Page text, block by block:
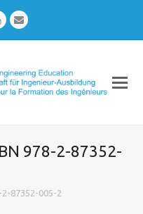
YoutubeEmail
978-2-87352-
87352-005-2